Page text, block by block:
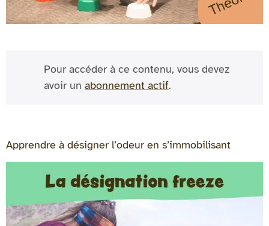
Pour accéder à ce contenu, vous devez
avoir un abonnement actif.
Apprendre à désigner l’odeur en s’immobilisant